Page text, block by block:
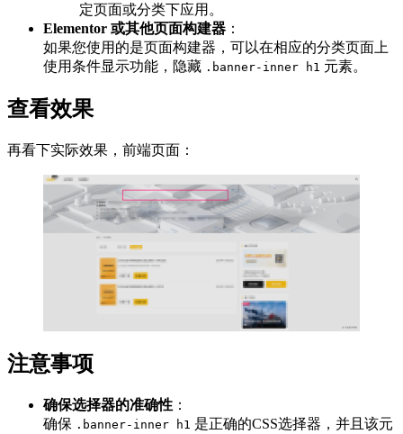
定页面或分类下应用。
Elementor 或其他页面构建器 ：
如果您使用的是页面构建器，可以在相应的分类页面上
使用条件显示功能，隐藏 .banner-inner h1 元素。
查看效果
再看下实际效果，前端页面：
注意事项
确保选择器的准确性 ：
确保 .banner-inner h1 是正确的CSS选择器，并且该元